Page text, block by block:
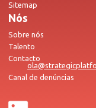
Sitemap
Nós
Sobre nós
Talento
Contacto
Canal de denúncias